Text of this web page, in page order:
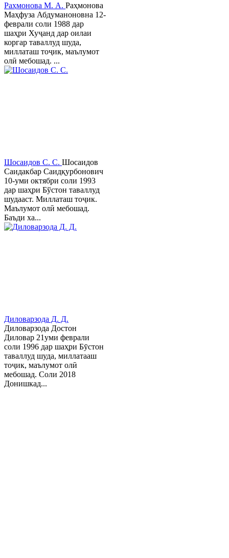
Раҳмонова М. А. Раҳмонова
Маҳфуза Абдуманоновна 12-
феврали соли 1988 дар
шаҳри Хуҷанд дар оилаи
коргар таваллуд шуда,
миллаташ тоҷик, маълумот
олӣ мебошад. ...
Шосаидов С. С. Шосаидов
Саидакбар Саидқурбонович
10-уми октябри соли 1993
дар шаҳри Бўстон таваллуд
шудааст. Миллаташ тоҷик.
Маълумот олӣ мебошад.
Баъди ха...
Диловарзода Д. Д.
Диловарзода Достон
Диловар 21уми феврали
соли 1996 дар шаҳри Бӯстон
таваллуд шуда, миллатааш
тоҷик, маълумот олӣ
мебошад. Соли 2018
Донишкад...